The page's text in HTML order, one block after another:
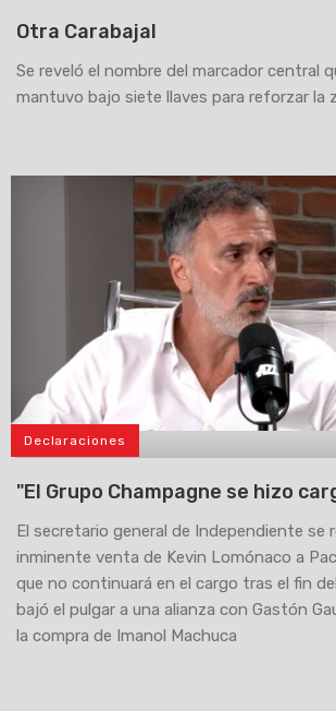
Otra Carabajal
Se reveló el nombre del marcador central
mantuvo bajo siete llaves para reforzar la
Declaraciones
"El Grupo Champagne se hizo
El secretario general de Independiente se
inminente venta de Kevin Lomónaco a
que no continuará en el cargo tras el fin
bajó el pulgar a una alianza con Gastón
la compra de Imanol Machuca